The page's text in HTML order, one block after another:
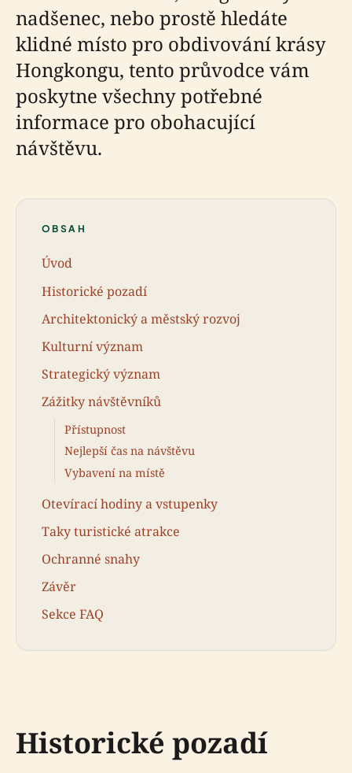
nadšenec, nebo prostě hledáte
klidné místo pro obdivování krásy
Hongkongu, tento průvodce vám
poskytne všechny potřebné
informace pro obohacující
návštěvu.
OBSAH
Úvod
Historické pozadí
Architektonický a městský rozvoj
Kulturní význam
Strategický význam
Zážitky návštěvníků
Přístupnost
Nejlepší čas na návštěvu
Vybavení na místě
Otevírací hodiny a vstupenky
Taky turistické atrakce
Ochranné snahy
Závěr
Sekce FAQ
Historické pozadí